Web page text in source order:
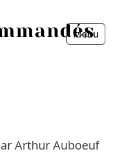
Menu
Arthur Auboeuf
Fermer